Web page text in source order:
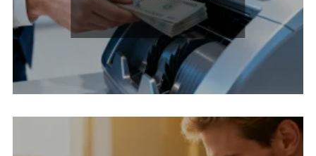
zasady wpłat